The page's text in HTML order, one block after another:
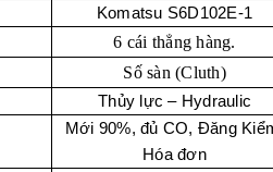
Komatsu S6D102E-1
6 cái thẳng hàng.
Số sàn (Cluth)
Thủy lực – Hydraulic
Mới 90%, đủ CO, Đăng
Hóa đơn